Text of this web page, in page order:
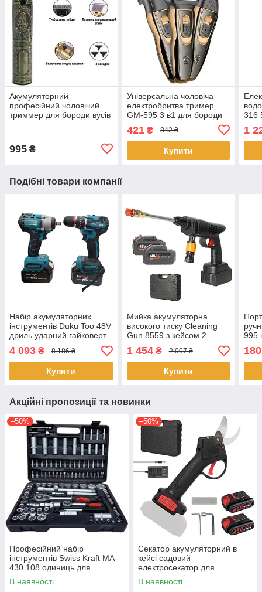
Акумуляторний
професійний чоловічий
триммер для бороди вусів
995 ₴
Універсальна чоловіча
електробритва тример
GM-595 3 в1 для бороди
сіткова акумуляторна для
чоловіків
421₴ 842 ₴
Купити
316
1
Подібні товари компанії
Набір акумуляторних
інструментів Duku Too 48V
дриль ударний гайковерт
2 акумулятори
4 093 ₴ 8 186 ₴
Купити
Мийка акумуляторна
високого тиску Cleaning
Gun 8559 з кейсом 2
акумуляторами 48 Вт
Чорний
1 454₴ 2 907 ₴
Купити
995
180
Акційні пропозиції та новинки
–50%
Професійний набір
інструментів Swiss Kraft MA-
430 108 одиниць для
ремонту в кейсі
В наявності
–50%
Секатор акумуляторний в
кейсі садовий
електросекатор для
обрізання гілок дерев кущів 2
акумулятори 48 Вт Чорний
В наявності